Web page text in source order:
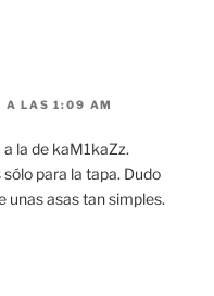
A LAS 1:09 AM
la de kaM1kaZz.
para la tapa. Dudo
unas asas tan simples.